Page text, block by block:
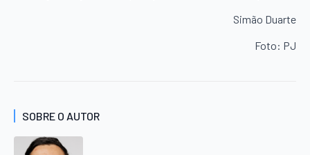
Simão Duarte
Foto: PJ
SOBRE O AUTOR